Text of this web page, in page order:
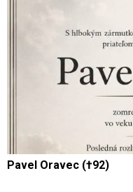
Pavel Oravec (†92)